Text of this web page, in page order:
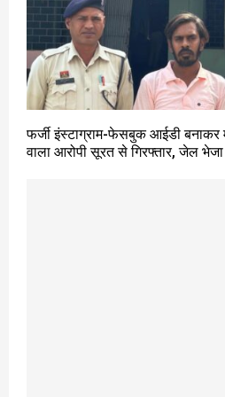
फर्जी इंस्टाग्राम-फेसबुक आईडी बनाकर
वाला आरोपी सूरत से गिरफ्तार, जेल भेजा